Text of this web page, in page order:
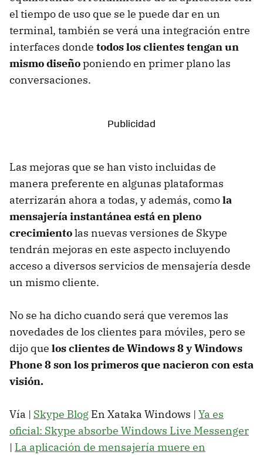
el tiempo de uso que se le puede dar en un
terminal, también se verá una integración entre
interfaces donde todos los clientes tengan un
mismo diseñoponiendo en primer plano las
conversaciones.
Las mejoras que se han visto incluidas de
manera preferente en algunas plataformas
aterrizarán ahora a todas, y además, comola
mensajería instantánea está en pleno
crecimientolas nuevas versiones de Skype
tendrán mejoras en este aspecto incluyendo
acceso a diversos servicios de mensajería desde
un mismo cliente.
No se ha dicho cuando será que veremos las
novedades de los clientes para móviles, pero se
dijo que los clientes de Windows 8 y Windows
Phone 8 son los primeros que nacieron con esta
visión.
Vía | Skype Blog En Xataka Windows | Ya es
oficial: Skype absorbe Windows Live Messenger
| La aplicación de mensajería muere en